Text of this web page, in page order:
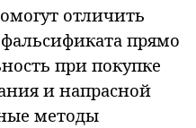
отличить
прямо
при покупке
и напрасной
методы